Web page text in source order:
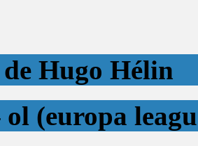
Hugo Hélin
(europa